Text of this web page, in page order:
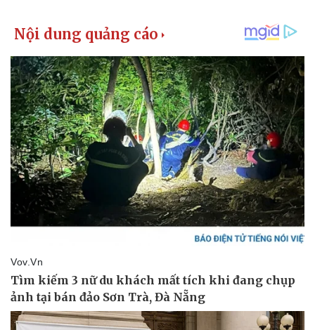
Thể thao
Bóng đá
Lịch thi đấu bóng đá
Thế giới thể thao
eSports
Ô tô
Xe máy
Tư vấn